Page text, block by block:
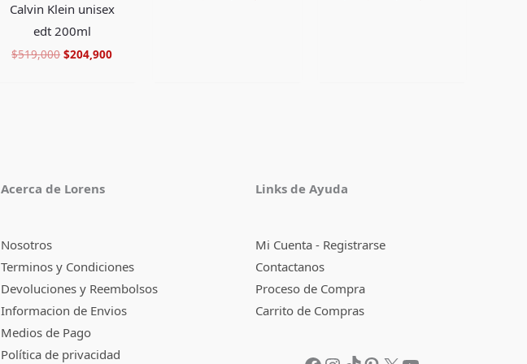
Calvin Klein unisex
edt 200ml
$519,000 $204,900
Acerca de Lorens
Nosotros
Terminos y Condiciones
Devoluciones y Reembolsos
Informacion de Envios
Medios de Pago
Política de privacidad
Links de Ayuda
Mi Cuenta - Registrarse
Contactanos
Proceso de Compra
Carrito de Compras